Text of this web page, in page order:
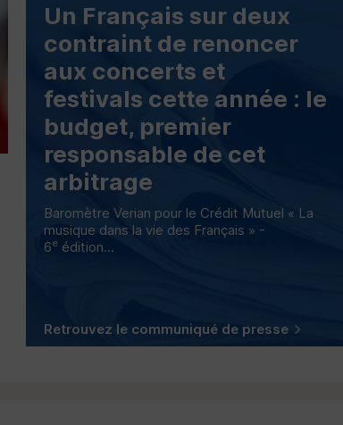
Un Français sur deux
contraint de renoncer
aux concerts et
festivals cette année : le
budget, premier
responsable de cet
arbitrage
Baromètre Verian pour le Crédit Mutuel « La
musique dans la vie des Français » -
6eédition...
Retrouvez le communiqué de presse